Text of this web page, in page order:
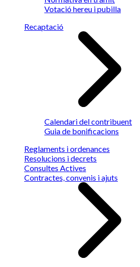
Votació hereu i pubilla
Recaptació
Calendari del contribuent
Guia de bonificacions
Reglaments i ordenances
Resolucions i decrets
Consultes Actives
Contractes, convenis i ajuts